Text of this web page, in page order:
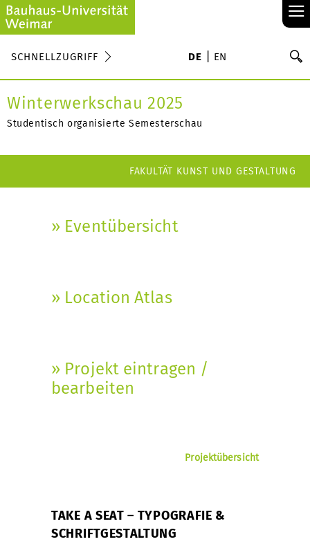
≡
SCHNELLZUGRIFF DE EN
Winterwerkschau 2025
Studentisch organisierte Semesterschau
FAKULTÄT KUNST UND GESTALTUNG
» Eventübersicht
» Location Atlas
» Projekt eintragen /
bearbeiten
Projektübersicht
TAKE A SEAT – TYPOGRAFIE &
SCHRIFTGESTALTUNG